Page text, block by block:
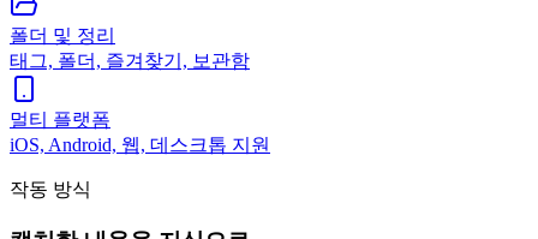
폴더 및 정리
태그, 폴더, 즐겨찾기, 보관함
멀티 플랫폼
iOS, Android, 웹, 데스크톱 지원
작동 방식